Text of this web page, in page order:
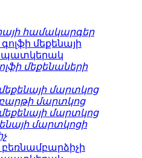
համակարգեր
մեքենաների
մեքենայի մարտկոց
բարթի մարտկոց
մեքենայի մարտկոց
մարտկոցի